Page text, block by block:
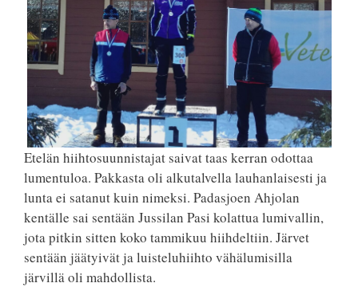
Etelän hiihtosuunnistajat saivat taas kerran odottaa
lumentuloa. Pakkasta oli alkutalvella lauhanlaisesti ja
lunta ei satanut kuin nimeksi. Padasjoen Ahjolan
kentälle sai sentään Jussilan Pasi kolattua lumivallin,
jota pitkin sitten koko tammikuu hiihdeltiin. Järvet
sentään jäätyivät ja luisteluhiihto vähälumisilla
järvillä oli mahdollista.